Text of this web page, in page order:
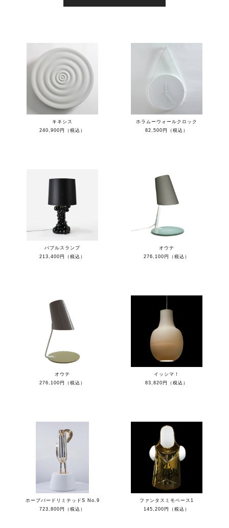
キネシス
240,900円（税込）
ホラムーウォールクロック
82,500円（税込）
バブルスランプ
213,400円（税込）
オウテ
276,100円（税込）
オウテ
276,100円（税込）
イッシマ！
83,820円（税込）
ホープバードリミテッドS No.9
723,800円（税込）
ファンタスミモベース1
145,200円（税込）